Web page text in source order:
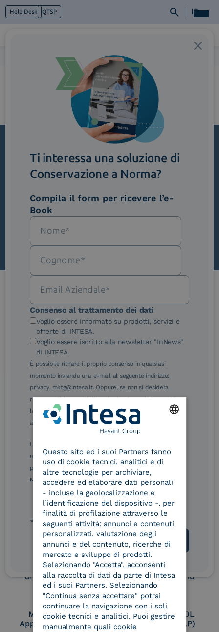
Help Desk QTSP IT
Cosa facciamo
AssistenzaDedicata
Iscriviti alla newsletter
Novità, iniziative ed eventi dal mondo della
Scopri InNews
Le nostre certificazioni
eIDAS Qualified Trust
Service Provider
eIDAS Qualified Trust
Service Provider for
Remote Qualified
Electronic Signature /
Seal Creation
Service Provider e
Aggregatore SPID
Aggregatore CIE
Conservatore
qualificato
UNI EN ISO 37001
UNI EN ISO 9001 UNI EN ISO 27001
UNI EN ISO 27017 UNI EN ISO 27018
Membro Adobe
Approved Trust List
Certified PEPPOL
Access Point (AP)
Ti interessa una soluzione di
Conservazione a Norma?
Compila il form per ricevere l’e-
Book
Consenso al trattamento dei dati
Voglio essere informato su prodotti, servizi e
offerte di INTESA.
Voglio essere iscritto alla newsletter "InNews"
di INTESA.
È possibile ritirare il proprio consenso in qualsiasi
momento inviando una e-mail al seguente indirizzo:
privacy_mktg@intesa.it. Oppure, se non si desidera
ricevere più le e-mail di marketing, è possibile annullare
la sottoscrizione facendo clic sul relativo link di
annullamento sottoscrizione, in qualsiasi e-mail.
Ulteriori informazioni sulle procedure sono disponibili
nelle Norme di tutela della privacy INTESA. Inoltrando il
presente modulo, dichiaro di aver letto e compreso le
Norme di tutela della privacy INTESA.
* campo obbligatorio
ITALIAN
Questo sito ed i suoi Partners fanno
uso di cookie tecnici, analitici e di
altre tecnologie per archiviare,
accedere ed elaborare dati personali
- incluse la geolocalizzazione e
l’identificazione del dispositivo -, per
finalità di profilazione attraverso le
seguenti attività: annunci e contenuti
personalizzati, valutazione degli
annunci e del contenuto, ricerche di
mercato e sviluppo di prodotti.
Selezionando "Accetta", acconsenti
alla raccolta di dati da parte di Intesa
ed i suoi Partners. Selezionando
"Continua senza accettare" potrai
continuare la navigazione con i soli
cookie tecnici e analitici. Puoi gestire
manualmente quali cookie